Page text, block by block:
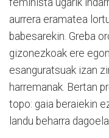
aurrera eramatea
babesarekin. Greba
gizonezkoak ere
esanguratsuak izan
harremanak. Bertan
topo: gaia beraiekin
landu beharra